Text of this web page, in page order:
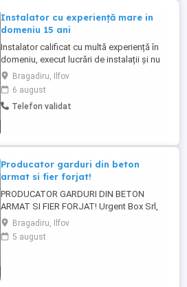
Instalator cu experiență mare in
domeniu 15 ani
Instalator calificat cu multă experiență în
domeniu, execut lucrări de instalații și nu
numai cu mult profesionalism la preturi
decente și de bun simt. Montez pompe
submersibile, hidrofoare, pompe de
suprafață, înlocuire baterii, instalații
Bragadiru, Ilfov
6 august
Telefon validat
Producator garduri din beton
armat si fier forjat!
PRODUCATOR GARDURI DIN BETON
ARMAT SI FIER FORJAT! Urgent Box Srl,
produce o gama variata de modele de
placi si stalpi de gard cu un finisaj si
aspect modern. Stalpii si placile sunt
Bragadiru, Ilfov
5 august